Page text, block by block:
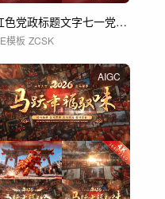
红色党政标题文字七一党建篇章片花 01
模板 ZCSK
AIGC